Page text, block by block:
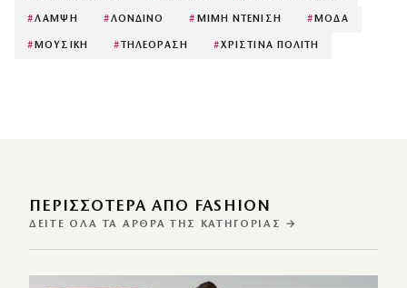
#ΛΑΜΨΗ #ΛΟΝΔΙΝΟ # ΜΙΜΗ ΝΤΕΝΙΣΗ # ΜΟΔΑ
# ΜΟΥΣΙΚΗ # ΤΗΛΕΟΡΑΣΗ #ΧΡΙΣΤΙΝΑ ΠΟΛΙΤΗ
ΠΕΡΙΣΣΌΤΕΡΑ ΑΠΌ FASHION
ΔΕΊΤΕ ΌΛΑ ΤΑ ΆΡΘΡΑ ΤΗΣ ΚΑΤΗΓΟΡΊΑΣ →